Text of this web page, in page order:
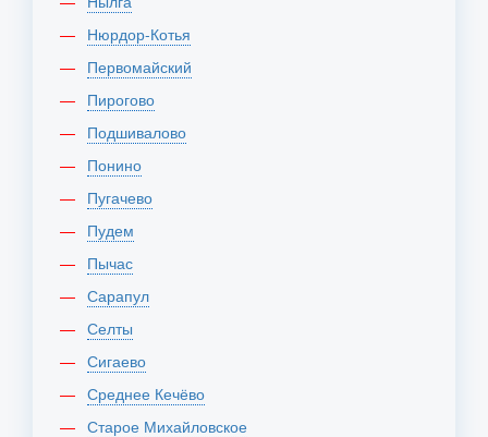
Нюрдор-Котья
Первомайский
Пирогово
Подшивалово
Понино
Пугачево
Пудем
Пычас
Сарапул
Селты
Сигаево
Среднее Кечёво
Старое Михайловское